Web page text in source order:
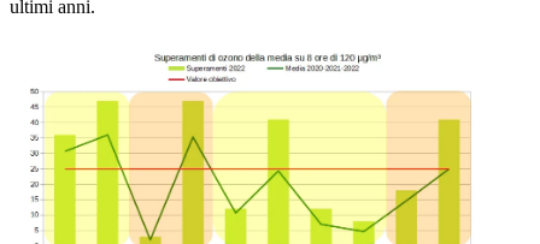
ultimi anni.